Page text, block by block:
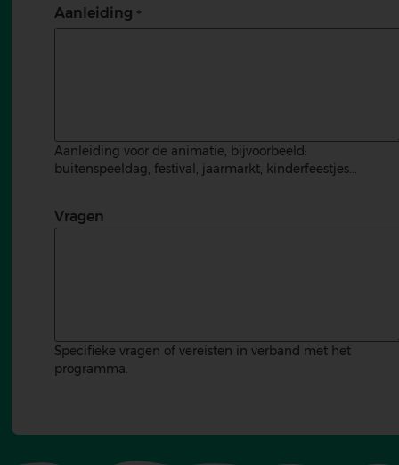
Aanleiding
Aanleiding voor de animatie, bijvoorbeeld:
buitenspeeldag, festival, jaarmarkt, kinderfeestjes...
Vragen
Specifieke vragen of vereisten in verband met het
programma.